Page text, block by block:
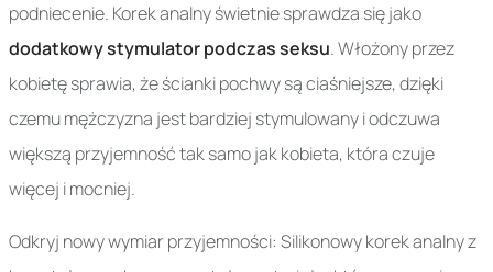
podniecenie. Korek analny świetnie sprawdza się jako
dodatkowy stymulator podczas seksu. Włożony przez
kobietę sprawia, że ścianki pochwy są ciaśniejsze, dzięki
czemu mężczyzna jest bardziej stymulowany i odczuwa
większą przyjemność tak samo jak kobieta, która czuje
więcej i mocniej.
Odkryj nowy wymiar przyjemności: Silikonowy korek analny z